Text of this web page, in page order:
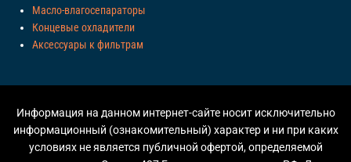
Масло-влагосепараторы
Концевые охладители
Аксессуары к фильтрам
Информация на данном интернет-сайте носит исключительно
информационный (ознакомительный) характер и ни при каких
условиях не является публичной офертой, определяемой